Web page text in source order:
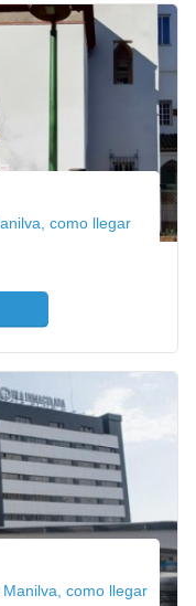
como llegar
como llegar